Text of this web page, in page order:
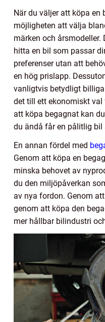
När du väljer att köpa en
möjligheten att välja
märken och
hitta en bil som passar
preferenser utan att
en hög prislapp.
vanligtvis betydligt
det till ett ekonomiskt
att köpa begagnat kan
du ändå får en pålitlig
En annan fördel med
Genom att köpa en
minska behovet av
du den miljöpåverkan
av nya fordon. Genom
genom att köpa den
mer hållbar bilindustri